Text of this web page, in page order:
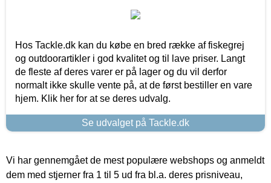
Hos Tackle.dk kan du købe en bred række af fiskegrej
og outdoorartikler i god kvalitet og til lave priser. Langt
de fleste af deres varer er på lager og du vil derfor
normalt ikke skulle vente på, at de først bestiller en vare
hjem. Klik her for at se deres udvalg.
Se udvalget på Tackle.dk
Vi har gennemgået de mest populære webshops og anmeldt
dem med stjerner fra 1 til 5 ud fra bl.a. deres prisniveau,